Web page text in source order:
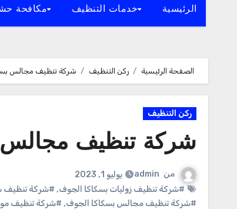
الرئيسية خدمات التنظيف مكافحة
الصفحة الرئيسية ركن التنظيف شركة تنظيف مجالس بسكاكا
ركن التنظيف
شركة تنظيف مجالس
من admin
يوليو 1, 2023
#شركة تنظيف زوليات بسكاكا الجوف, #شركة تنظيف
#شركة تنظيف مجالس بسكاكا الجوف, #شركة تنظيف